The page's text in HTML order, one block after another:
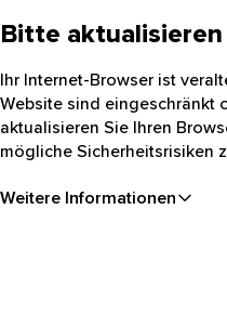
Bitte
Ihr Internet-Browser ist
Website sind eingeschränkt
aktualisieren Sie Ihren
mögliche Sicherheitsrisiken
Weitere Informationen